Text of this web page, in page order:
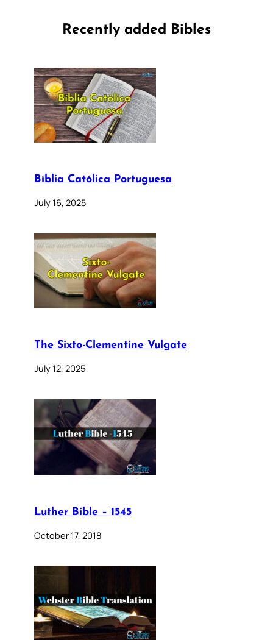
Recently added Bibles
Bíblia Católica Portuguesa
July 16, 2025
The Sixto-Clementine Vulgate
July 12, 2025
Luther Bible – 1545
October 17, 2018